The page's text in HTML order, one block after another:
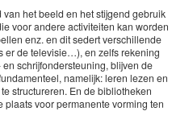
het beeld en het stijgend gebruik
voor andere activiteiten kan worden
enz. en dit sedert verschillende
er de televisie…), en zelfs rekening
schrijfondersteuning, blijven de
namelijk: leren lezen en
structureren. En de bibliotheken
voor permanente vorming ten